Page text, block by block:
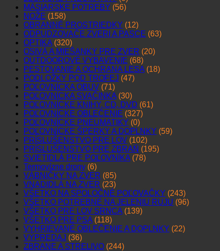
MÄSIARSKE POTREBY (56)
NOŽE (158)
OBRANNÉ PROSTRIEDKY (12)
ODPUDZOVAČE ZVERI A PASCE (63)
OPTIKA (320)
OSIVÁ A MIEŠANKY PRE ZVER (20)
OUTDOOROVÉ VYBAVENIE (68)
PESTOVANIE A OCHRANA LESA (18)
PODLOŽKY POD TROFEJ (47)
POĽOVNÍCKA OBUV (71)
POĽOVNÍCKA SVAČINKA (30)
POĽOVNÍCKE KNIHY, CD, DVD (61)
POĽOVNÍCKE OBLEČENIE (327)
POĽOVNÍCKE PNEUMATIKY (0)
POĽOVNÍCKE ŠPERKY A DOPLNKY (59)
PRÍSLUŠENSTVO PRE LOV (102)
PRÍSLUŠENSTVO PRE ZBRAŇ (195)
SVIETIDLÁ PRE POĽOVNÍKA (78)
Termovízne drony (6)
VÁBNIČKY NA ZVER (85)
VNADIDLÁ NA ZVER (23)
VŠETKO NA SPOLOČNÉ POĽOVAČKY (243)
VŠETKO POTREBNÉ NA JELENIU RUJU (96)
VŠETKO PRE LOV SRNCA (139)
VŠETKO PRE PSA (118)
VYHRIEVANÉ OBLEČENIE A DOPLNKY (22)
VÝPREDAJ (36)
ZBRANE A STRELIVO (244)